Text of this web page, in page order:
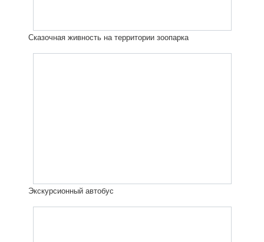
Сказочная живность на территории зоопарка
Экскурсионный автобус